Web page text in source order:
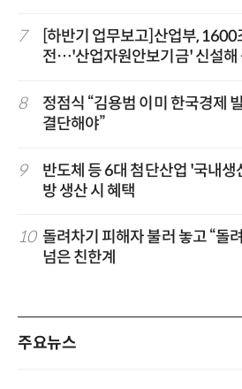
7
[하반기 업무보고]산업부,
전…'산업자원안보기금' 신설해
8
정점식 “김용범 이미 한국경제
결단해야”
9
반도체 등 6대 첨단산업 '국내
방 생산 시 혜택
10 돌려차기 피해자 불러 놓고 “돌
넘은 친한계
주요뉴스